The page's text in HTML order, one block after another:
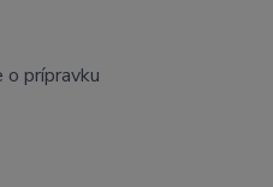
prípravku